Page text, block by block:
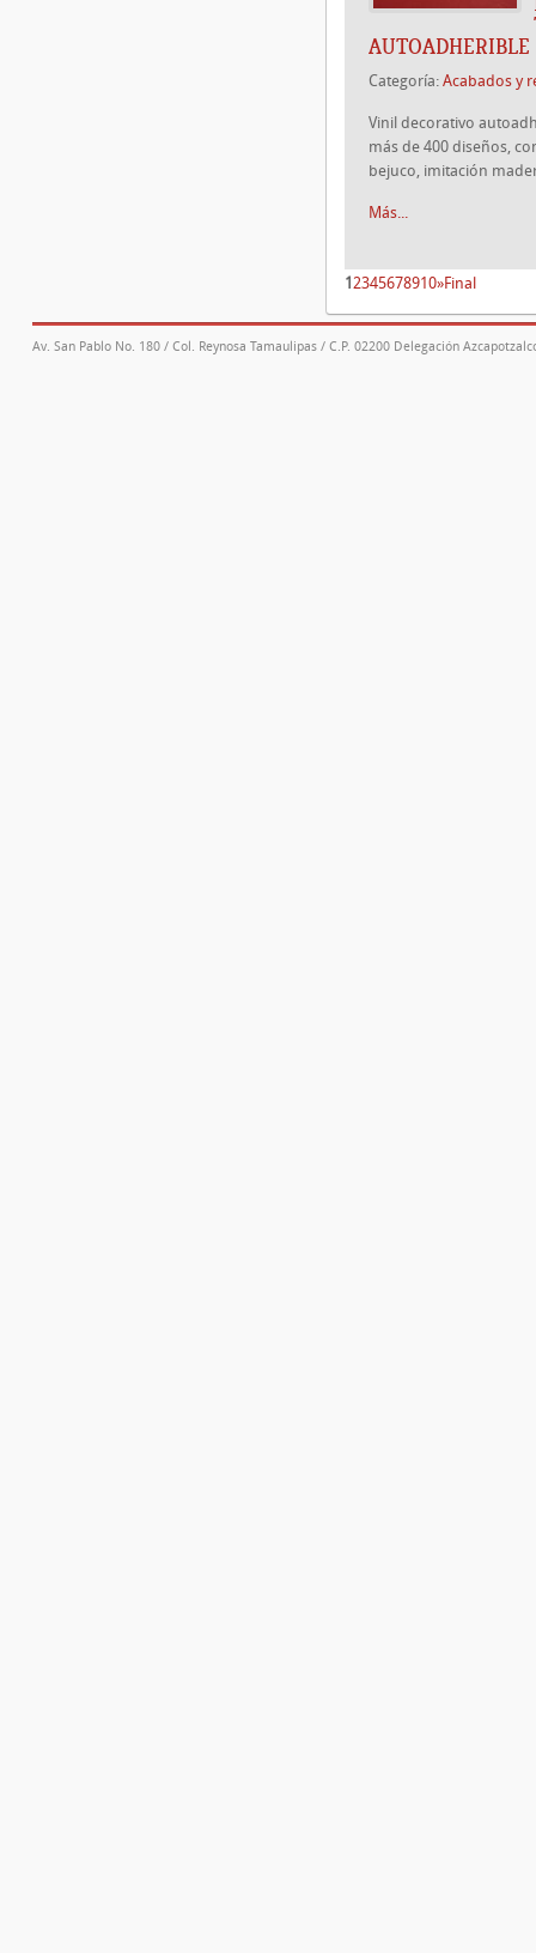
AUTOADHERIBLE
Categoría: Acabados y
Vinil decorativo
más de 400 diseños,
bejuco, imitación
Más...
1 2345678910»Final
Av. San Pablo No. 180 / Col. Reynosa Tamaulipas / C.P. 02200 Delegación